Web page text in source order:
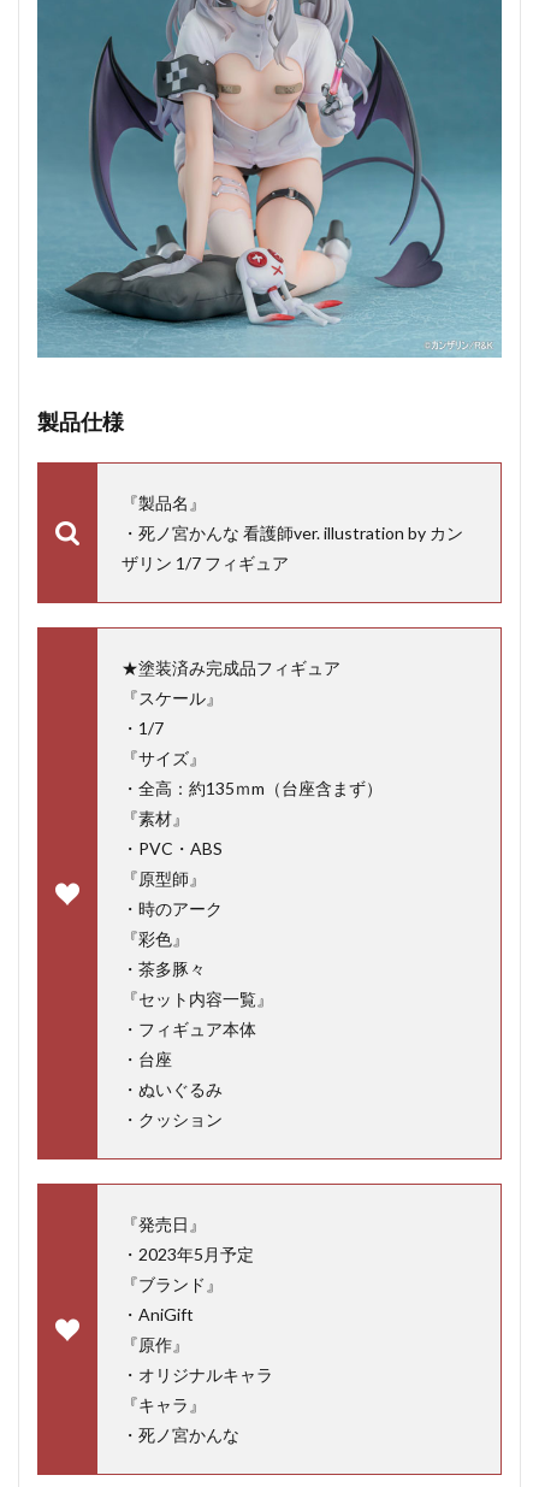
製品仕様
『製品名』
・死ノ宮かんな 看護師ver. illustration by カン
ザリン 1/7 フィギュア
★塗装済み完成品フィギュア
『スケール』
・1/7
『サイズ』
・全高：約135ｍm（台座含まず）
『素材』
・PVC・ABS
『原型師』
・時のアーク
『彩色』
・茶多豚々
『セット内容一覧』
・フィギュア本体
・台座
・ぬいぐるみ
・クッション
『発売日』
・2023年5月予定
『ブランド』
・AniGift
『原作』
・オリジナルキャラ
『キャラ』
・死ノ宮かんな